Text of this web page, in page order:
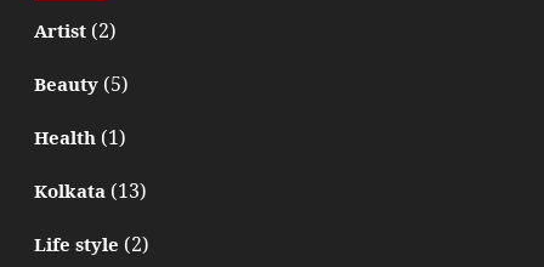
Artist(2)
Beauty(5)
Health(1)
Kolkata(13)
Life style (2)